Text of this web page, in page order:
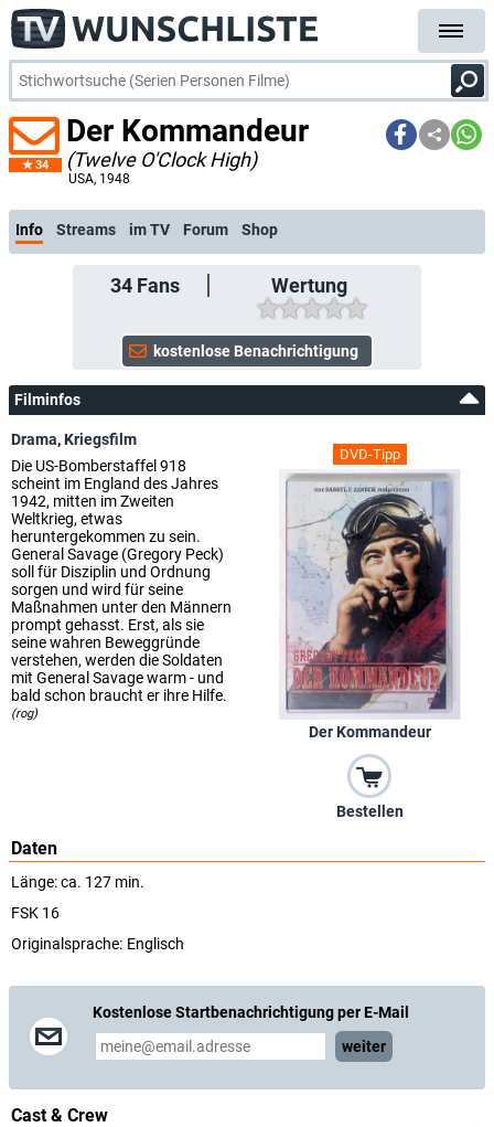
34
Der Kommandeur
(Twelve O'Clock High)
USA, 1948
Info Streams im TV Forum Shop
34Fans Wertung
Filminfos
DVD-Tipp
Der Kommandeur
Bestellen
Drama,Kriegsfilm
Die US-Bomberstaffel 918
scheint im England des Jahres
1942, mitten im Zweiten
Weltkrieg, etwas
heruntergekommen zu sein.
General Savage (Gregory Peck)
soll für Disziplin und Ordnung
sorgen und wird für seine
Maßnahmen unter den Männern
prompt gehasst. Erst, als sie
seine wahren Beweggründe
verstehen, werden die Soldaten
mit General Savage warm - und
bald schon braucht er ihre Hilfe.
(rog)
Daten
Länge: ca. 127 min.
FSK 16
Originalsprache: Englisch
Kostenlose Startbenachrichtigung per E-Mail
weiter
Cast & Crew